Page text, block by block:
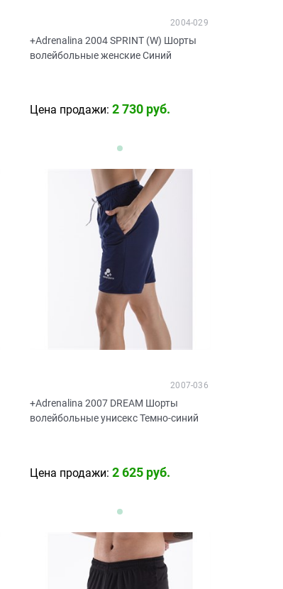
+Adrenalina 2004 SPRINT (W) Шорты
волейбольные женские Синий
2004-029
Цена продажи: 2 730 руб.
+Adrenalina 2007 DREAM Шорты
волейбольные унисекс Темно-синий
2007-036
Цена продажи: 2 625 руб.